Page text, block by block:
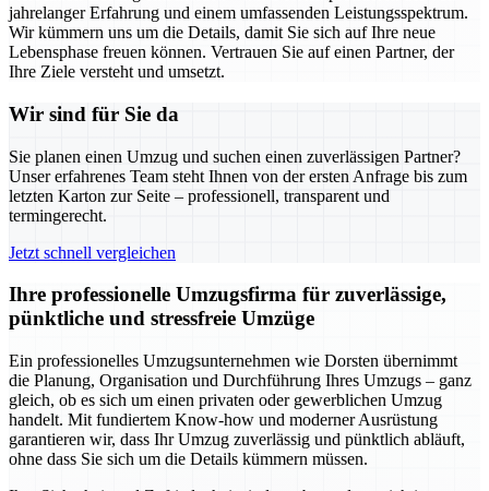
jahrelanger Erfahrung und einem umfassenden Leistungsspektrum.
Wir kümmern uns um die Details, damit Sie sich auf Ihre neue
Lebensphase freuen können. Vertrauen Sie auf einen Partner, der
Ihre Ziele versteht und umsetzt.
Wir sind für Sie da
Sie planen einen Umzug und suchen einen zuverlässigen Partner?
Unser erfahrenes Team steht Ihnen von der ersten Anfrage bis zum
letzten Karton zur Seite – professionell, transparent und
termingerecht.
Jetzt schnell vergleichen
Ihre professionelle Umzugsfirma für zuverlässige,
pünktliche und stressfreie Umzüge
Ein professionelles Umzugsunternehmen wie Dorsten übernimmt
die Planung, Organisation und Durchführung Ihres Umzugs – ganz
gleich, ob es sich um einen privaten oder gewerblichen Umzug
handelt. Mit fundiertem Know-how und moderner Ausrüstung
garantieren wir, dass Ihr Umzug zuverlässig und pünktlich abläuft,
ohne dass Sie sich um die Details kümmern müssen.